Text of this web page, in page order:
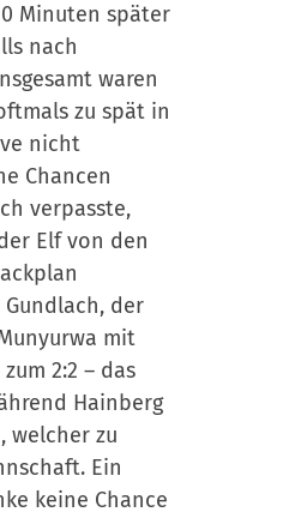
Minuten später
nach
waren
zu spät in
nicht
Chancen
verpasste,
Elf von den
der
mit
2:2 – das
Hainberg
welcher zu
Ein
keine Chance